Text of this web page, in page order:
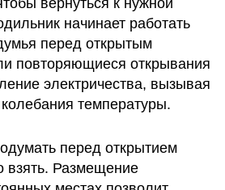
начинает работать
перед открытым
повторяющиеся открывания
электричества, вызывая
температуры.
перед открытием
взять. Размещение